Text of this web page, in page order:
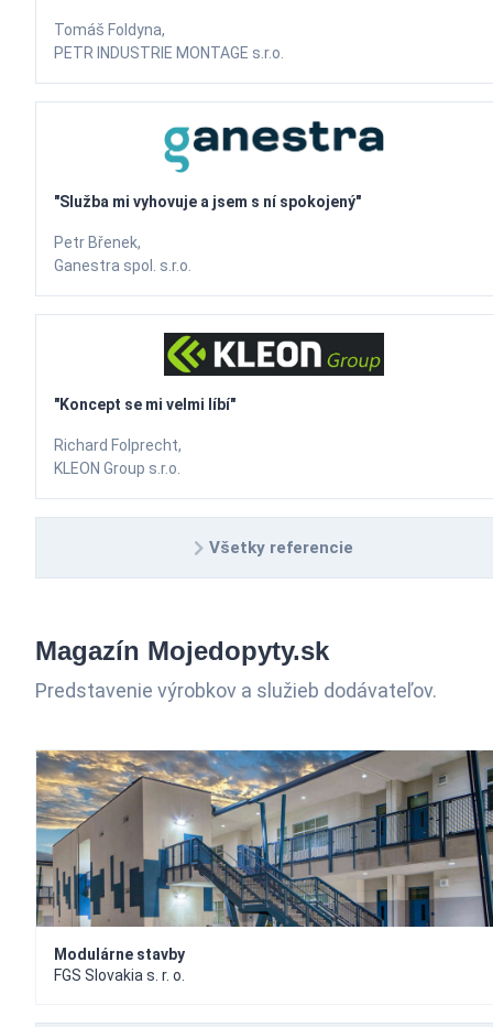
Tomáš Foldyna,
PETR INDUSTRIE MONTAGE s.r.o.
"Služba mi vyhovuje a jsem s ní spokojený"
Petr Břenek,
Ganestra spol. s.r.o.
"Koncept se mi velmi líbí"
Richard Folprecht,
KLEON Group s.r.o.
Všetky referencie
Magazín Mojedopyty.sk
Predstavenie výrobkov a služieb dodávateľov.
Modulárne stavby
FGS Slovakia s. r. o.